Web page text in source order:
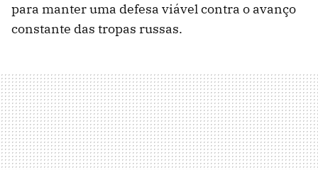
para manter uma defesa viável contra o avanço
constante das tropas russas.